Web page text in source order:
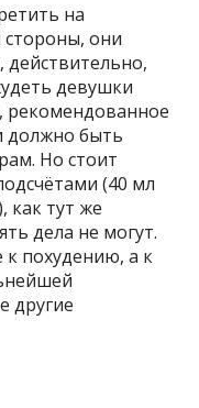
на
стороны, они
девушки
рекомендованное
должно быть
Но стоит
(40 мл
как тут же
дела не могут.
к похудению, а к
другие